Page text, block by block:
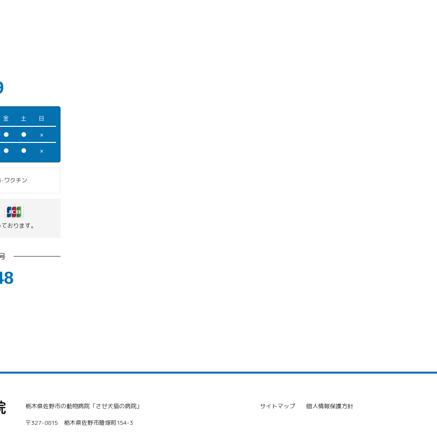
金 土
日
●
●
×
●
● ×
ワクチン
おります。
栃木県佐野市の動物病院「させ犬猫の病院」
〒327-0815 栃木県佐野市鐙塚町154-3
サイトマップ 個人情報保護方針